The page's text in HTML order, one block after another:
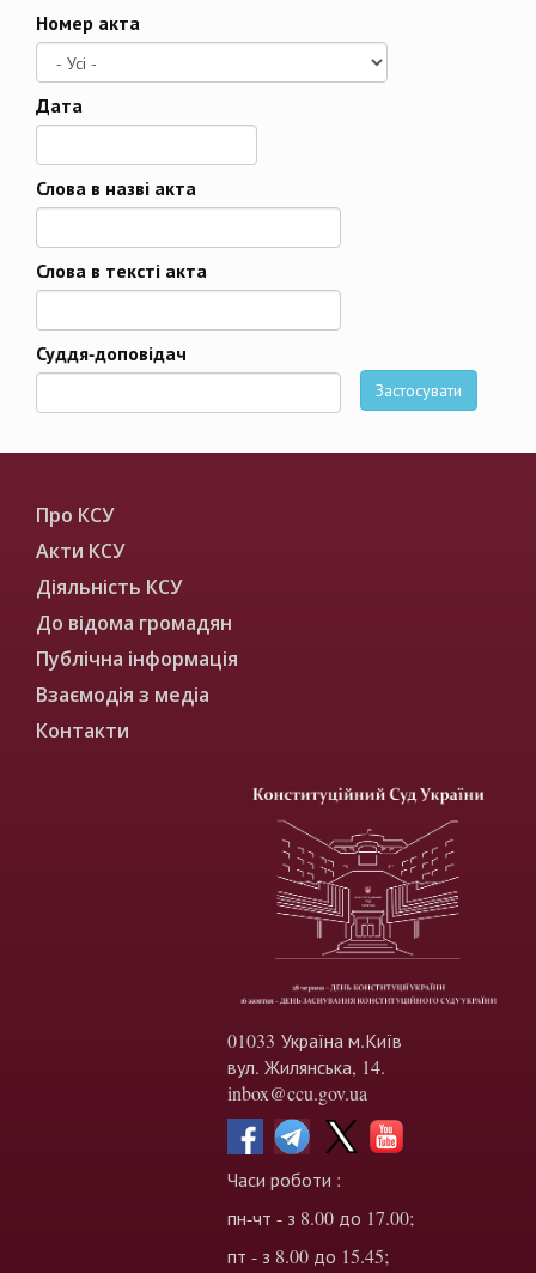
Номер акта
Дата
Дата
Слова в назві акта
Слова в тексті акта
Суддя-доповідач
Застосувати
Про КСУ
Акти КСУ
Діяльність КСУ
До відома громадян
Публічна інформація
Взаємодія з медіа
Контакти
01033 Україна м.Київ
вул. Жилянська, 14.
inbox@ccu.gov.ua
Часи роботи :
пн-чт - з 8.00 до 17.00;
пт - з 8.00 до 15.45;